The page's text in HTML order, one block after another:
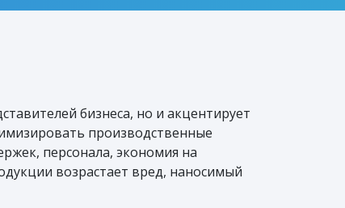
бизнеса, но и акцентирует
производственные
персонала, экономия на
возрастает вред, наносимый